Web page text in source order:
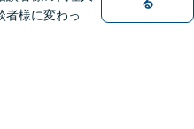
者様に変わって